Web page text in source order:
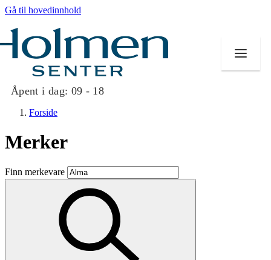
Gå til hovedinnhold
Åpent i dag: 09 - 18
Butikker
Mat og drikke
Aktiviteter
Forside
Merker
Finn merkevare